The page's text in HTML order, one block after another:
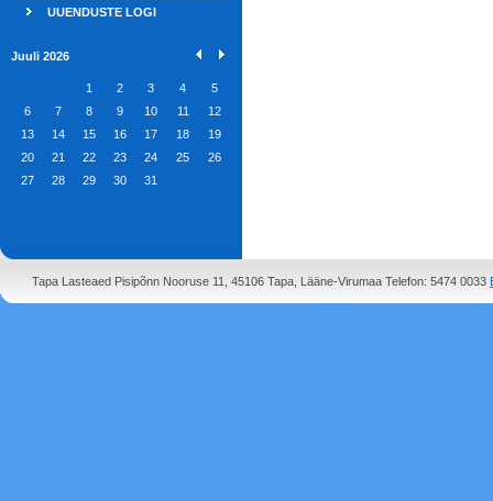
UUENDUSTE LOGI
Juuli 2026
1 2 3 4
5
6
7 8 9 10 11
12
13
14 15 16 17 18
19
20
21 22 23 24 25
26
27
28 29 30 31
Tapa Lasteaed Pisipõnn Nooruse 11, 45106 Tapa, Lääne-Virumaa Telefon: 5474 0033